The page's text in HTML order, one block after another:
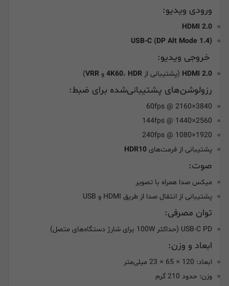
ورودی ویدیو:
HDMI 2.0
USB-C (DP Alt Mode 1.4)
خروجی ویدیو:
HDMI 2.0 (پشتیبانی از 4K60، HDR و VRR
)
رزولوشن‌های پشتیبانی‌شده برای ضبط:
3840×2160 @ 60fps
2560×1440 @ 144fps
1920×1080 @ 240fps
پشتیبانی از فرمت‌های HDR10
صوت:
میکس صدا همراه با تصویر
پشتیبانی از انتقال صدا از طریق HDMI و USB
توان مصرفی:
USB-C PD (حداکثر 100W برای شارژ دستگاه‌های متصل)
ابعاد و وزن:
ابعاد: 120 × 65 × 23 میلی‌متر
وزن: حدود 210 گرم